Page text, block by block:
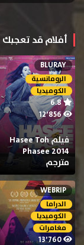
أفلام قد تعجبك
BLURAY
الرومانسية
الكوميديا
6.8
12٬856
فيلم Hasee Toh
Phasee 2014
مترجم
WEBRIP
الدراما
الكوميديا
مغامرات